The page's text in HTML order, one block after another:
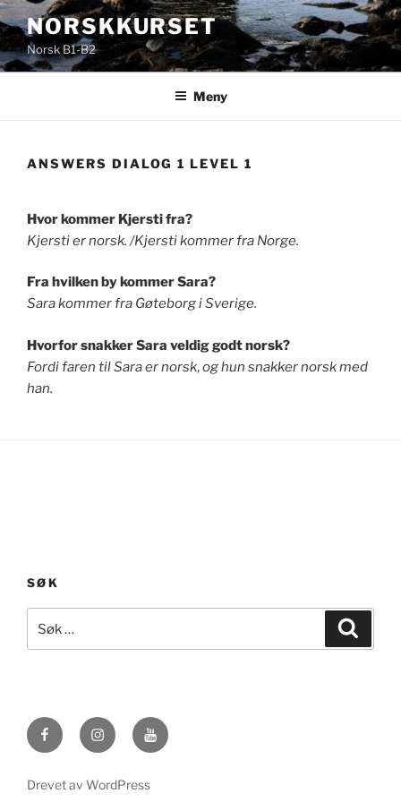
Gå
til
innhold
NORSKKURSET
Norsk B1-B2
Meny
ANSWERS DIALOG 1 LEVEL 1
Hvor kommer Kjersti fra?
Kjersti er norsk. /Kjersti kommer fra Norge.
Fra hvilken by kommer Sara?
Sara kommer fra Gøteborg i Sverige.
Hvorfor snakker Sara veldig godt norsk?
Fordi faren til Sara er norsk,og hun snakker norsk med
han.
SØK
etter:
FacebookInstagramYouTube
Drevet av WordPress